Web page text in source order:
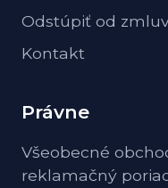
Odstúpiť od
Kontakt
Právne
Všeobecné
reklamačný